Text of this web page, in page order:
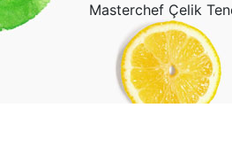
Masterchef Çelik